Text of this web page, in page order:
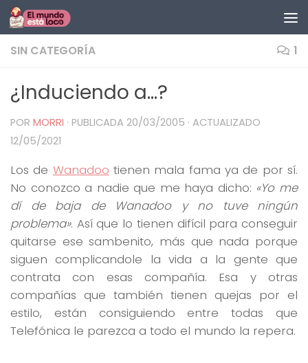
Saltar al contenido
SIN CATEGORÍA 1
¿Induciendo a…?
POR MORRI · PUBLICADA 20/03/2005 · ACTUALIZADO
12/05/2021
Los de Wanadoo tienen mala fama ya de por sí.
No conozco a nadie que me haya dicho: «Yo me
dí de baja de Wanadoo y no tuve ningún
problema». Así que lo tienen difícil para conseguir
quitarse ese sambenito, más que nada porque
siguen complicandole la vida a la gente que
contrata con esas compañía. Esa y otras
compañías que también tienen quejas por el
estilo, están consiguiendo entre todas que
Telefónica le parezca a todo el mundo la repera.